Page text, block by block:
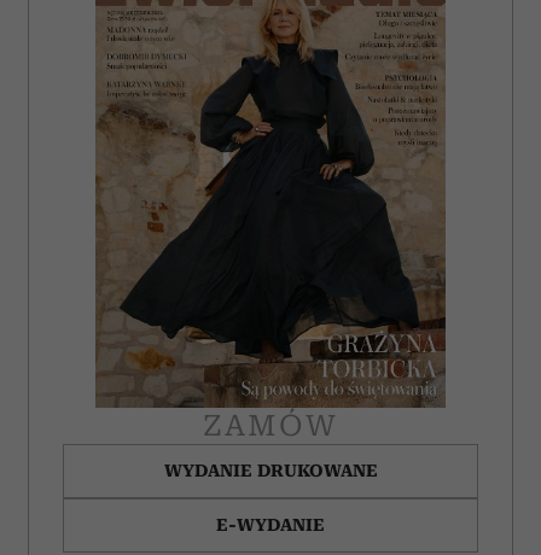
ZAMÓW
WYDANIE DRUKOWANE
E-WYDANIE